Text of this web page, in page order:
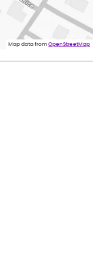
Map data fromOpenStreetMap